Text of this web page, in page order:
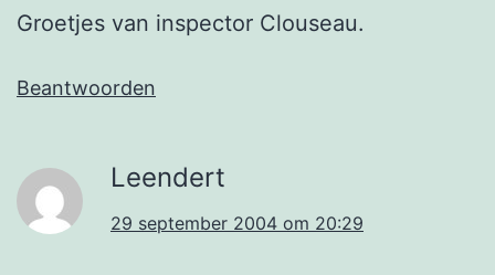
Groetjes van inspector Clouseau.
Beantwoorden
Leendert
29 september 2004 om 20:29